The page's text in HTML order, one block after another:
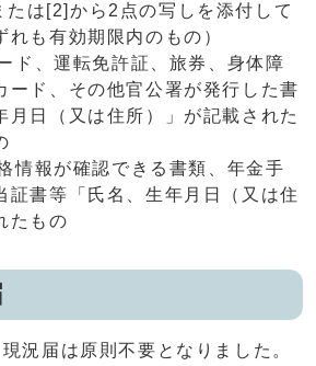
は[2]から2点の写しを添付して
れも有効期限内のもの）
ド、運転免許証、旅券、身体障
ード、その他官公署が発行した書
月日（又は住所）」が記載された
情報が確認できる書類、年金手
証書等「氏名、生年月日（又は住
たもの
況届は原則不要となりました。